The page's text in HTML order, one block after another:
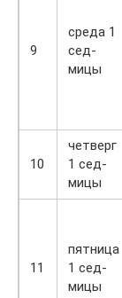
9
cреда 1
сед-
мицы
10
четверг
1 сед-
мицы
11
пятница
1 сед-
мицы